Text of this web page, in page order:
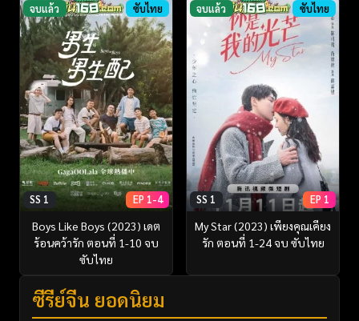
จบแล้ว ซับไทย
SS 1 EP 1-4
Boys Like Boys (2023) เดต
ร้อนคว้ารัก ตอนที่ 1-10 จบ
ซับไทย
จบแล้ว ซับไทย
SS 1 EP 1
My Star (2023) เพียงคุณเคียง
รัก ตอนที่ 1-24 จบ ซับไทย
ซีรี่ย์จีน ยอดนิยม